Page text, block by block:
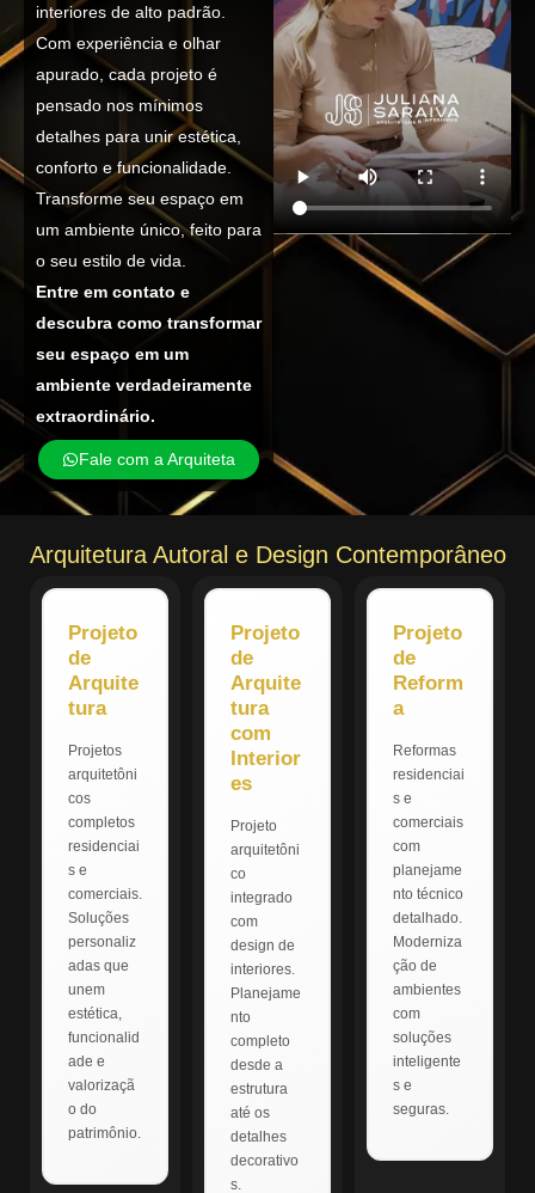
interiores de alto padrão.
Com experiência e olhar
apurado, cada projeto é
pensado nos mínimos
detalhes para unir estética,
conforto e funcionalidade.
Transforme seu espaço em
um ambiente único, feito para
o seu estilo de vida.
Entre em contato e
descubra como transformar
seu espaço em um
ambiente verdadeiramente
extraordinário.
Fale com a Arquiteta
Arquitetura Autoral e Design Contemporâneo
Projeto
de
Arquite
tura
Projetos
arquitetôni
cos
completos
residenciai
s e
comerciais.
Soluções
personaliz
adas que
unem
estética,
funcionalid
ade e
valorizaçã
o do
patrimônio.
Projeto
de
Arquite
tura
com
Interior
es
Projeto
arquitetôni
co
integrado
com
design de
interiores.
Planejame
nto
completo
desde a
estrutura
até os
detalhes
decorativo
s.
Projeto
de
Reform
a
Reformas
residenciai
s e
comerciais
com
planejame
nto técnico
detalhado.
Moderniza
ção de
ambientes
com
soluções
inteligente
s e
seguras.